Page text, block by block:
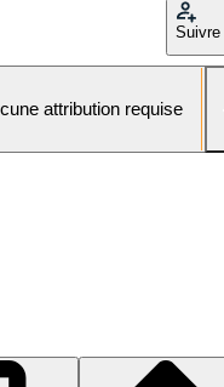
Suivre
attribution requise